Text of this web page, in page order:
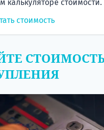
калькуляторе стоимости.
стоимость